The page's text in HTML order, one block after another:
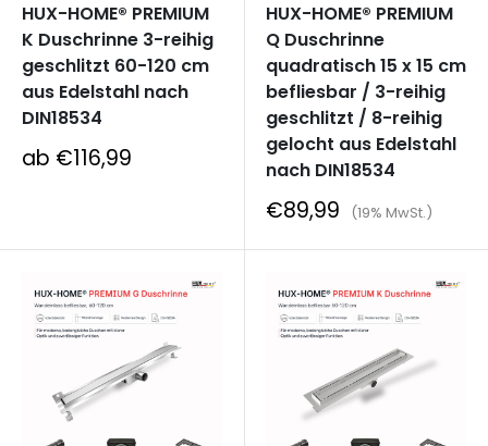
HUX-HOME® PREMIUM
K Duschrinne 3-reihig
geschlitzt 60-120 cm
aus Edelstahl nach
DIN18534
Sonderpreis
ab €116,99
HUX-HOME® PREMIUM
Q Duschrinne
quadratisch 15 x 15 cm
befliesbar / 3-reihig
geschlitzt / 8-reihig
gelocht aus Edelstahl
nach DIN18534
Sonderpreis
€89,99 (19% MwSt.)